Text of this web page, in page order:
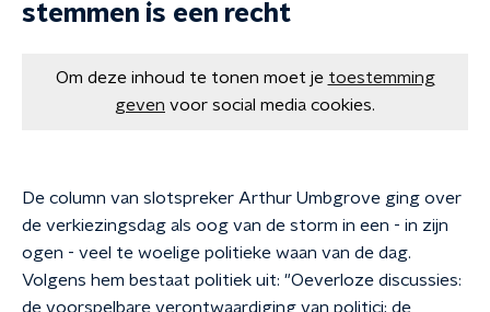
stemmen is een recht
Om deze inhoud te tonen moet je toestemming
geven voor social media cookies.
De column van slotspreker Arthur Umbgrove ging over
de verkiezingsdag als oog van de storm in een - in zijn
ogen - veel te woelige politieke waan van de dag.
Volgens hem bestaat politiek uit: "Oeverloze discussies:
de voorspelbare verontwaardiging van politici; de